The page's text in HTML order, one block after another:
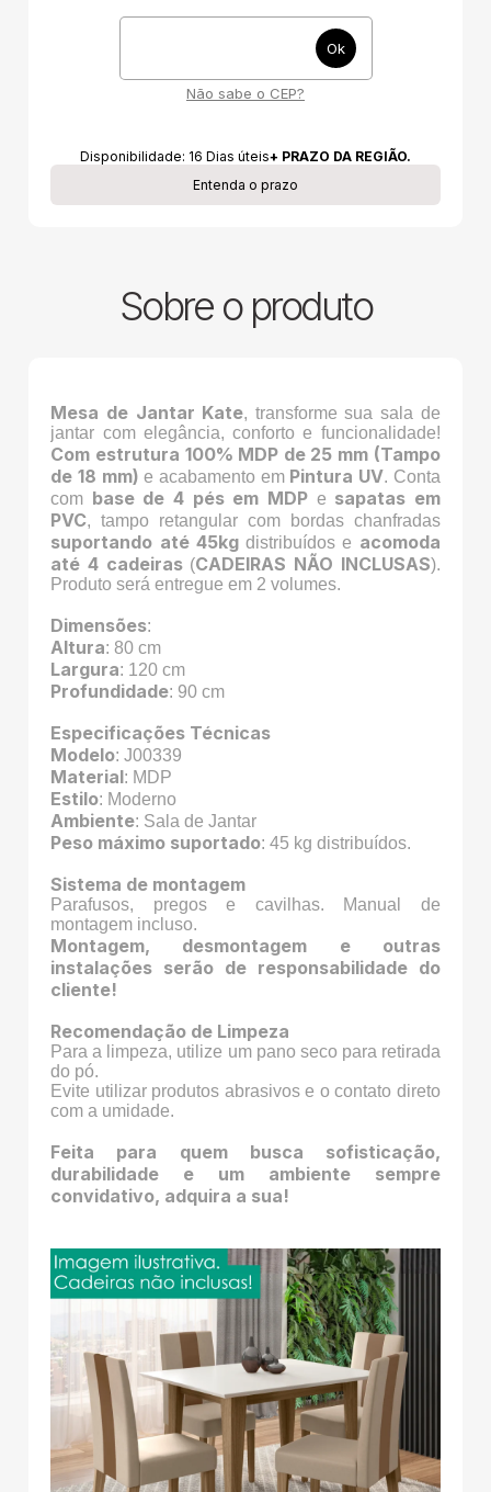
Não sabe o CEP?
Disponibilidade: 16 Dias úteis+ PRAZO DA REGIÃO.
Entenda o prazo
Sobre o produto
Mesa de Jantar Kate, transforme sua sala de
jantar com elegância, conforto e funcionalidade!
Com estrutura 100% MDP de 25 mm (Tampo
de 18 mm) e acabamento em Pintura UV. Conta
com base de 4 pés em MDPe sapatas em
PVC, tampo retangular com bordas chanfradas
suportando até 45kgdistribuídos e acomoda
até 4 cadeiras(CADEIRAS NÃO INCLUSAS).
Produto será entregue em 2 volumes.
Dimensões:
Altura: 80 cm
Largura: 120 cm
Profundidade: 90 cm
Especificações Técnicas
Modelo: J00339
Material: MDP
Estilo: Moderno
Ambiente: Sala de Jantar
Peso máximo suportado: 45 kg distribuídos.
Sistema de montagem
Parafusos, pregos e cavilhas. Manual de
montagem incluso.
Montagem, desmontagem e outras
instalações serão de responsabilidade do
cliente!
Recomendação de Limpeza
Para a limpeza, utilize um pano seco para retirada
do pó.
Evite utilizar produtos abrasivos e o contato direto
com a umidade.
Feita para quem busca sofisticação,
durabilidade e um ambiente sempre
convidativo, adquira a sua!